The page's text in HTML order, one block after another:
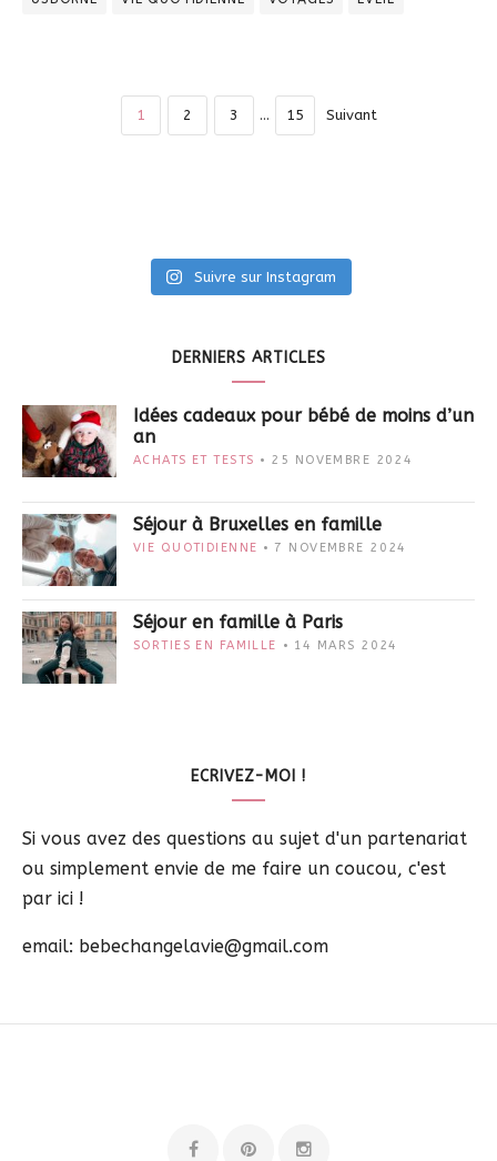
1 2 3 … 15 Suivant
Suivre sur Instagram
DERNIERS ARTICLES
Idées cadeaux pour bébé de moins d’un
an
ACHATS ET TESTS 25 NOVEMBRE 2024
Séjour à Bruxelles en famille
VIE QUOTIDIENNE 7 NOVEMBRE 2024
Séjour en famille à Paris
SORTIES EN FAMILLE 14 MARS 2024
ECRIVEZ-MOI !
Si vous avez des questions au sujet d'un partenariat
ou simplement envie de me faire un coucou, c'est
par ici !
email: bebechangelavie@gmail.com